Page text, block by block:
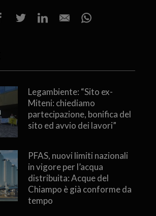
Legambiente: “Sito ex-
Miteni: chiediamo
partecipazione, bonifica del
sito ed avvio dei lavori”
PFAS, nuovi limiti nazionali
in vigore per l’acqua
distribuita: Acque del
Chiampo è già conforme da
tempo